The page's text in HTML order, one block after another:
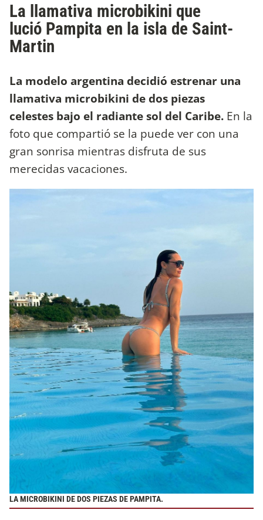
La llamativa microbikini que
lució Pampita en la isla de Saint-
Martin
La modelo argentina decidió estrenar una
llamativa microbikini de dos piezas
celestes bajo el radiante sol del Caribe. En la
foto que compartió se la puede ver con una
gran sonrisa mientras disfruta de sus
merecidas vacaciones.
LA MICROBIKINI DE DOS PIEZAS DE PAMPITA.